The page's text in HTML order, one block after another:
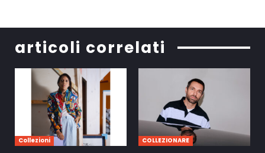
articoli correlati
Collezioni COLLEZIONARE